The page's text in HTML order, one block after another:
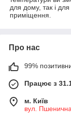
для дому, так і
приміщення.
Про нас
99%
Працює з
м. Київ
вул.